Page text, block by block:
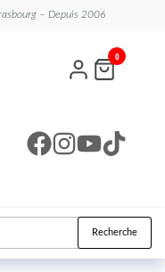
– Depuis 2006
0
Recherche